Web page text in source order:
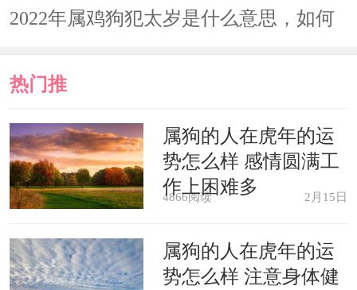
于感情的发展有很大的帮助。尤其对于
的概率是非常高的，并且还能够有效地
对于已婚人士来说，经常佩戴翡翠能够
让他们与爱人之间的关系更加和睦，同
时也会防止第三者的插足。无论是单身
的还是有伴侣的属狗人，在2021年可随
身佩戴一件来催旺感情运势，单身者可
2022年属鸡狗犯太岁是什么意思，如何
热门推
荐
属狗的人在虎年的运
势怎么样 感情圆满工
作上困难多
4866阅读 2月15日
属狗的人在虎年的运
势怎么样 注意身体健